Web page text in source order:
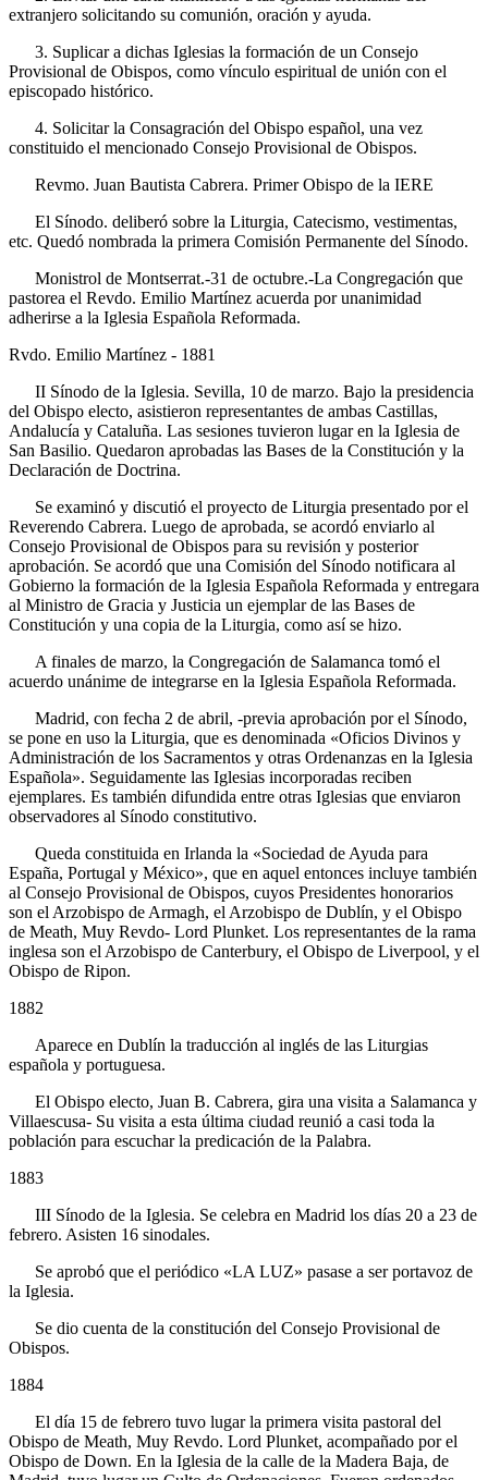
extranjero solicitando su comunión, oración y ayuda.
3. Suplicar a dichas Iglesias la formación de un Consejo
Provisional de Obispos, como vínculo espiritual de unión con el
episcopado histórico.
4. Solicitar la Consagración del Obispo español, una vez
constituido el mencionado Consejo Provisional de Obispos.
Revmo. Juan Bautista Cabrera. Primer Obispo de la IERE
El Sínodo. deliberó sobre la Liturgia, Catecismo, vestimentas,
etc. Quedó nombrada la primera Comisión Permanente del Sínodo.
Monistrol de Montserrat.-31 de octubre.-La Congregación que
pastorea el Revdo. Emilio Martínez acuerda por unanimidad
adherirse a la Iglesia Española Reformada.
Rvdo. Emilio Martínez - 1881
II Sínodo de la Iglesia. Sevilla, 10 de marzo. Bajo la presidencia
del Obispo electo, asistieron representantes de ambas Castillas,
Andalucía y Cataluña. Las sesiones tuvieron lugar en la Iglesia de
San Basilio. Quedaron aprobadas las Bases de la Constitución y la
Declaración de Doctrina.
Se examinó y discutió el proyecto de Liturgia presentado por el
Reverendo Cabrera. Luego de aprobada, se acordó enviarlo al
Consejo Provisional de Obispos para su revisión y posterior
aprobación. Se acordó que una Comisión del Sínodo notificara al
Gobierno la formación de la Iglesia Española Reformada y entregara
al Ministro de Gracia y Justicia un ejemplar de las Bases de
Constitución y una copia de la Liturgia, como así se hizo.
A finales de marzo, la Congregación de Salamanca tomó el
acuerdo unánime de integrarse en la Iglesia Española Reformada.
Madrid, con fecha 2 de abril, -previa aprobación por el Sínodo,
se pone en uso la Liturgia, que es denominada «Oficios Divinos y
Administración de los Sacramentos y otras Ordenanzas en la Iglesia
Española». Seguidamente las Iglesias incorporadas reciben
ejemplares. Es también difundida entre otras Iglesias que enviaron
observadores al Sínodo constitutivo.
Queda constituida en Irlanda la «Sociedad de Ayuda para
España, Portugal y México», que en aquel entonces incluye también
al Consejo Provisional de Obispos, cuyos Presidentes honorarios
son el Arzobispo de Armagh, el Arzobispo de Dublín, y el Obispo
de Meath, Muy Revdo- Lord Plunket. Los representantes de la rama
inglesa son el Arzobispo de Canterbury, el Obispo de Liverpool, y el
Obispo de Ripon.
1882
Aparece en Dublín la traducción al inglés de las Liturgias
española y portuguesa.
El Obispo electo, Juan B. Cabrera, gira una visita a Salamanca y
Villaescusa- Su visita a esta última ciudad reunió a casi toda la
población para escuchar la predicación de la Palabra.
1883
III Sínodo de la Iglesia. Se celebra en Madrid los días 20 a 23 de
febrero. Asisten 16 sinodales.
Se aprobó que el periódico «LA LUZ» pasase a ser portavoz de
la Iglesia.
Se dio cuenta de la constitución del Consejo Provisional de
Obispos.
1884
El día 15 de febrero tuvo lugar la primera visita pastoral del
Obispo de Meath, Muy Revdo. Lord Plunket, acompañado por el
Obispo de Down. En la Iglesia de la calle de la Madera Baja, de